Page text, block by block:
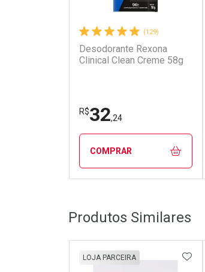
(129)
Desodorante Rexona
Clinical Clean Creme 58g
R$32,24
COMPRAR
Laboratório
Por Menos
Produtos Similares
LOJA PARCEIRA